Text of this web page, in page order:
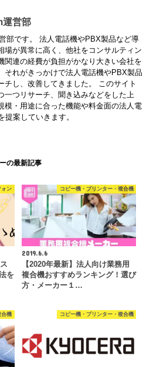
運営部
部です。 法人電話機やPBX製品など導
場が異常に高く、他社をコンサルティン
関連の経費が負担がかなり大きい会社を
それがきっかけで法人電話機やPBX製品
チし、改善してきました。 このサイト
一つリサーチ、聞き込みなどをした上
模・用途に合った機能や料金面の法人電
提案していきます。
の最新記事
ォン
を
コピー機・プリンター・複合機
2019.6.6
【2020年最新】法人向け業務用
複合機おすすめランキング！選び
方・メーカー１…
合機 コピー機・プリンター・複合機